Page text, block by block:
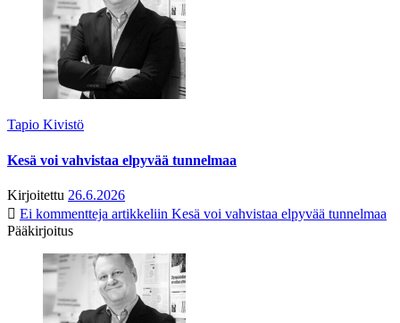
Tapio Kivistö
Kesä voi vahvistaa elpyvää tunnelmaa
Kirjoitettu 26.6.2026
Ei kommentteja artikkeliin Kesä voi vahvistaa elpyvää tunnelmaa
Pääkirjoitus